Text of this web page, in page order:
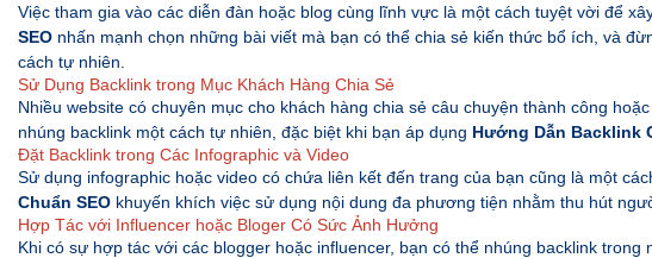
Việc tham gia vào các diễn đàn hoặc blog cùng lĩnh vực là một cách tuyệt vời để
SEO nhấn mạnh chọn những bài viết mà bạn có thể chia sẻ kiến thức bổ ích, và
cách tự nhiên.
Sử Dụng Backlink trong Mục Khách Hàng Chia Sẻ
Nhiều website có chuyên mục cho khách hàng chia sẻ câu chuyện thành công
nhúng backlink một cách tự nhiên, đặc biệt khi bạn áp dụng Hướng Dẫn Backlink
Đặt Backlink trong Các Infographic và Video
Sử dụng infographic hoặc video có chứa liên kết đến trang của bạn cũng là một
Chuẩn SEO khuyến khích việc sử dụng nội dung đa phương tiện nhằm thu hút
Hợp Tác với Influencer hoặc Bloger Có Sức Ảnh Hưởng
Khi có sự hợp tác với các blogger hoặc influencer, bạn có thể nhúng backlink